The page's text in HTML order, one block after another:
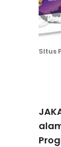
SItus